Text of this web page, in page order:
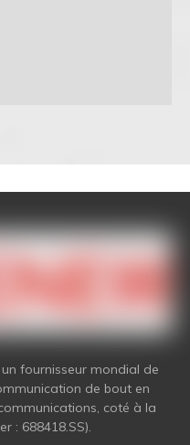
fournisseur mondial de
de bout en
coté à la
: 688418.SS).